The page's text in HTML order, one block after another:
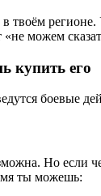
можем
купить его
боевые
Но если
ты можешь: